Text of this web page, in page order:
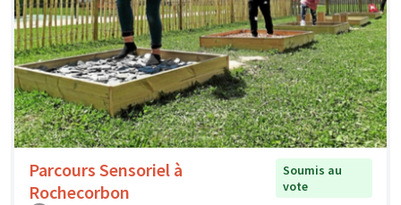
Parcours Sensoriel à
Rochecorbon
Soumis au
vote